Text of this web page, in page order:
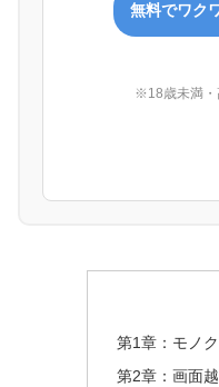
無料でワク
※18歳未満・
第1章：モノ
第2章：画面